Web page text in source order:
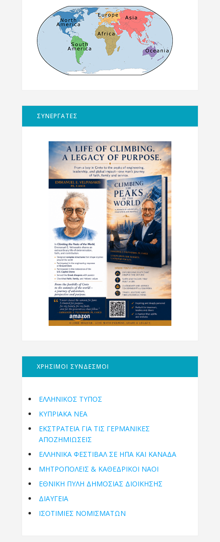
ΣΥΝΕΡΓΑΤΕΣ
ΧΡΗΣΙΜΟΙ ΣΥΝΔΕΣΜΟΙ
ΕΛΛΗΝΙΚΟΣ ΤΥΠΟΣ
ΚΥΠΡΙΑΚΑ ΝΕΑ
ΕΚΣΤΡΑΤΕΙΑ ΓΙΑ ΤΙΣ ΓΕΡΜΑΝΙΚΕΣ
ΑΠΟΖΗΜΙΩΣΕΙΣ
ΕΛΛΗΝΙΚΆ ΦΕΣΤΙΒΆΛ ΣΕ ΗΠΑ ΚΑΙ ΚΑΝΑΔΑ
ΜΗΤΡΟΠΌΛΕΙΣ & ΚΑΘΕΔΡΙΚΟΊ ΝΑΟΊ
ΕΘΝΙΚΉ ΠΎΛΗ ΔΗΜΌΣΙΑΣ ΔΙΟΊΚΗΣΗΣ
ΔΙΑΥΓΕΙΑ
ΙΣΟΤΙΜΙΕΣ ΝΟΜΙΣΜΑΤΩΝ